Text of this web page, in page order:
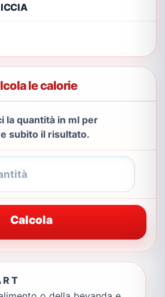
le calorie
la quantità in ml per
subito il risultato.
Calcola